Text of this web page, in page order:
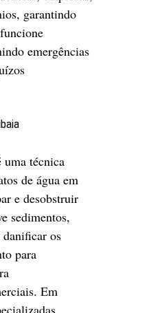
garantindo
emergências
uma técnica
de água em
e desobstruir
sedimentos,
danificar os
para
Em